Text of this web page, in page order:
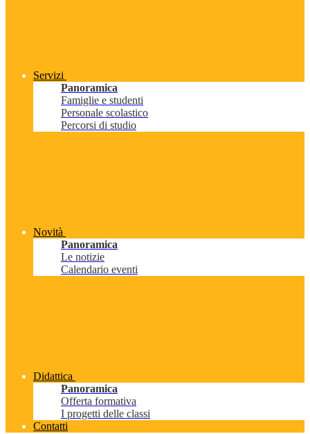
Servizi
Panoramica
Famiglie e studenti
Personale scolastico
Percorsi di studio
Novità
Panoramica
Le notizie
Calendario eventi
Didattica
Panoramica
Offerta formativa
I progetti delle classi
Contatti